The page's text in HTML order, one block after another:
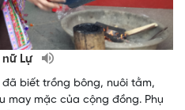
Lự
đã biết trồng bông, nuôi tằm,
may mặc của cộng đồng. Phụ